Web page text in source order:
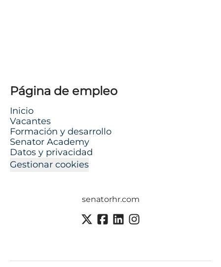
Página de empleo
Inicio
Vacantes
Formación y desarrollo
Senator Academy
Datos y privacidad
Gestionar cookies
senatorhr.com